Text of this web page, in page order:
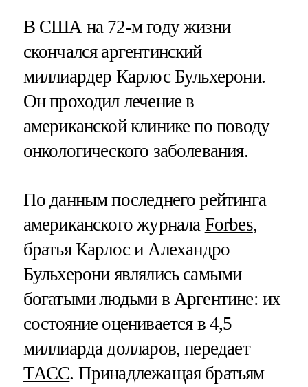
В США на 72-м году жизни
скончался аргентинский
миллиардер Карлос Бульхерони.
Он проходил лечение в
американской клинике по поводу
онкологического заболевания.
По данным последнего рейтинга
американского журнала Forbes,
братья Карлос и Алехандро
Бульхерони являлись самыми
богатыми людьми в Аргентине: их
состояние оценивается в 4,5
миллиарда долларов, передает
ТАСС. Принадлежащая братьям